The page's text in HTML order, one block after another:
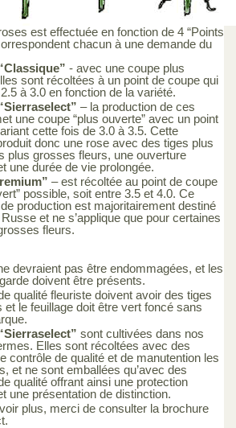
est effectuée en fonction de 4 “Points
chacun à une demande du
- avec une coupe plus
sont récoltées à un point de coupe qui
à 3.0 en fonction de la variété.
– la production de ces
une coupe “plus ouverte” avec un point
cette fois de 3.0 à 3.5. Cette
donc une rose avec des tiges plus
plus grosses fleurs, une ouverture
une durée de vie prolongée.
– est récoltée au point de coupe
possible, soit entre 3.5 et 4.0. Ce
production est majoritairement destiné
et ne s’applique que pour certaines
fleurs.
devraient pas être endommagées, et les
doivent être présents.
qualité fleuriste doivent avoir des tiges
et le feuillage doit être vert foncé sans
sont cultivées dans nos
Elles sont récoltées avec des
contrôle de qualité et de manutention les
et ne sont emballées qu’avec des
qualité offrant ainsi une protection
une présentation de distinction.
plus, merci de consulter la brochure